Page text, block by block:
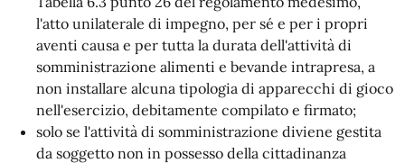
l'atto unilaterale di impegno, ​per sé e per i propri
aventi causa e per tutta la durata dell'attività di
somministrazione alimenti e bevande intrapresa, a
non installare alcuna tipologia di apparecchi di gioco
nell'esercizio, debitamente compilato e firmato;
solo se l'attività di somministrazione diviene gestita
da soggetto non in possesso della cittadinanza